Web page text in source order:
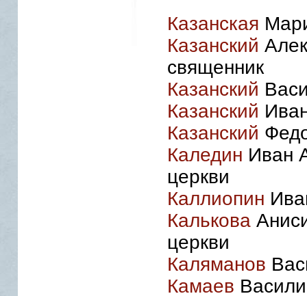
Казанская
Казанский
священник
Казанский
Казанский
Казанский
Каледин Иван
церкви
Каллиопин
Калькова
церкви
Каляманов
Камаев